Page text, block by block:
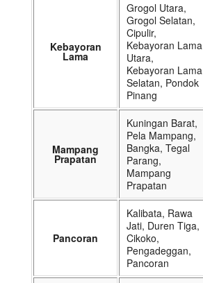
Kebayoran
Lama
Grogol Utara,
Grogol Selatan,
Cipulir,
Kebayoran Lama
Utara,
Kebayoran Lama
Selatan, Pondok
Pinang
Mampang
Prapatan
Kuningan Barat,
Pela Mampang,
Bangka, Tegal
Parang,
Mampang
Prapatan
Pancoran
Kalibata, Rawa
Jati, Duren Tiga,
Cikoko,
Pengadeggan,
Pancoran